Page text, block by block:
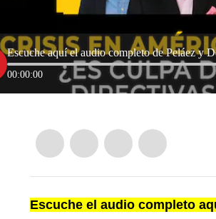
Escuche aquí el audio completo de Peláez y
00:00:00
Escuche el audio completo